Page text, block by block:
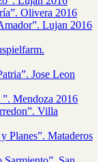
Olivera 2016
Lujan 2016
Jose Leon
Mendoza 2016
Villa
Planes”. Mataderos